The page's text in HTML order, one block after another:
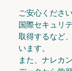
ご安心ください
国際セキュリ
取得するなど
います。
また、ナレカ